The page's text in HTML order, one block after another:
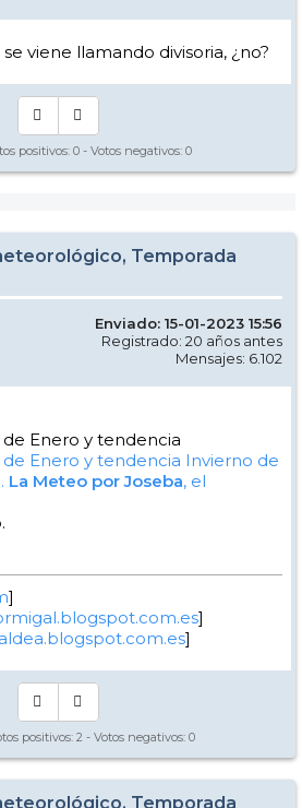
viene llamando divisoria, ¿no?
positivos: 0 - Votos negativos: 0
Temporada
Enviado: 15-01-2023 15:56
Registrado: 20 años antes
Mensajes: 6.102
de Enero y tendencia
de Enero y tendencia Invierno de
La Meteo por Joseba, el
]
]
]
positivos: 2 - Votos negativos: 0
Temporada